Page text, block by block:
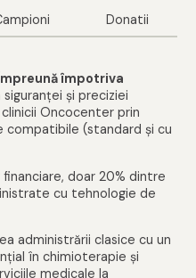
Donatii
împotriva
și preciziei
Oncocenter prin
compatibile (standard și cu
doar 20% dintre
cu tehnologie de
administrării clasice cu un
în chimioterapie și
medicale la